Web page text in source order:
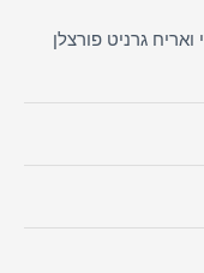
גרניט פורצלן